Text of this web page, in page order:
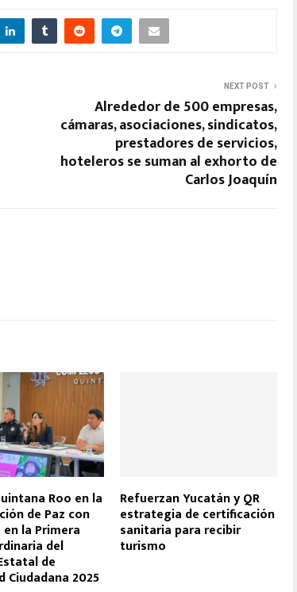
NEXT POST
Alrededor de 500 empresas,
cámaras, asociaciones, sindicatos,
prestadores de servicios,
hoteleros se suman al exhorto de
Carlos Joaquín
Roo en la
de Paz con
la Primera
del
de
Ciudadana 2025
Refuerzan Yucatán y QR
estrategia de certificación
sanitaria para recibir
turismo